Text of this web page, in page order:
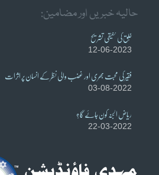
حالیہ خبریں اور مضامین:
خُلق کی حقیقی تشریح
12-06-2023
فقیر کی محبت بھری اور غضب والی نظر کے انسان پر اثرات
03-08-2022
ریاض الجنہ کون جائے گا؟
22-03-2022